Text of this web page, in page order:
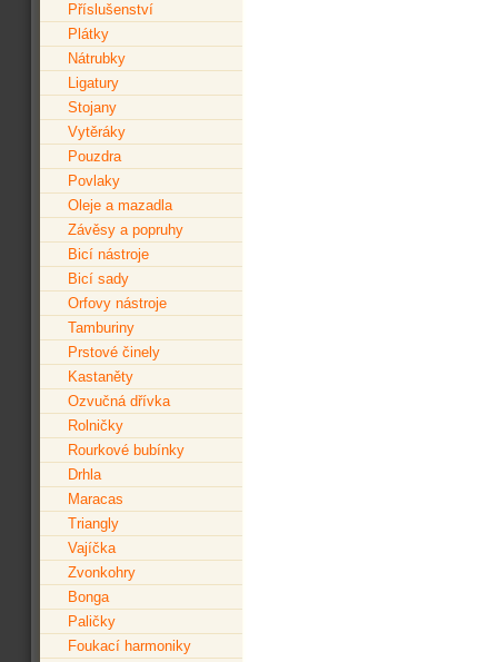
Příslušenství
Plátky
Nátrubky
Ligatury
Stojany
Vytěráky
Pouzdra
Povlaky
Oleje a mazadla
Závěsy a popruhy
Bicí nástroje
Bicí sady
Orfovy nástroje
Tamburiny
Prstové činely
Kastaněty
Ozvučná dřívka
Rolničky
Rourkové bubínky
Drhla
Maracas
Triangly
Vajíčka
Zvonkohry
Bonga
Paličky
Foukací harmoniky